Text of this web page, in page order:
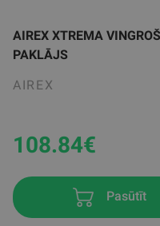
AIREX XTREMA
PAKLĀJS
AIREX
108.84€
Pasūtīt